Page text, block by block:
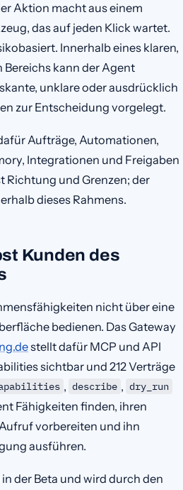
Aktion macht aus einem
das auf jeden Klick wartet.
Innerhalb eines klaren,
kann der Agent
unklare oder ausdrücklich
zur Entscheidung vorgelegt.
Aufträge, Automationen,
Integrationen und Freigaben
Richtung und Grenzen; der
dieses Rahmens.
Kunden des
nicht über eine
bedienen. Das Gateway
stellt dafür MCP und API
sichtbar und 212 Verträge
, describe , dry_run
Fähigkeiten finden, ihren
vorbereiten und ihn
ausführen.
der Beta und wird durch den